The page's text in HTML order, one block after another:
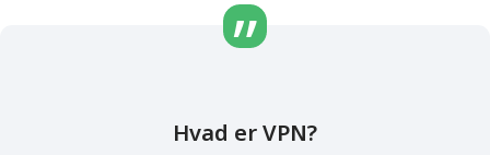
Hvad er VPN?